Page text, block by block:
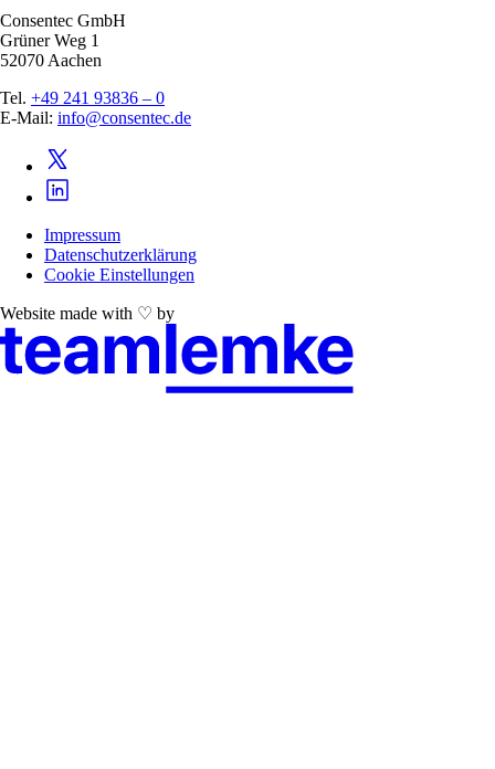
Consentec GmbH
Grüner Weg 1
52070 Aachen
Tel. +49 241 93836 – 0
E-Mail: info@consentec.de
Impressum
Datenschutzerklärung
Cookie Einstellungen
Website made with ♡ by